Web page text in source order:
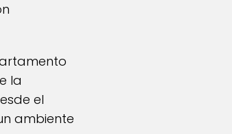
la
el
ambiente